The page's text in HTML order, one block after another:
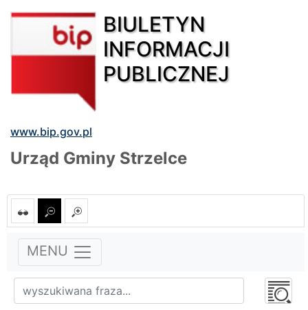
BIULETYN
INFORMACJI
PUBLICZNEJ
www.bip.gov.pl
Urząd Gminy Strzelce
MENU